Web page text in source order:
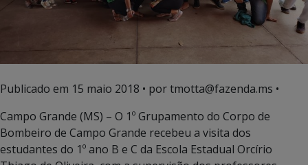
Publicado em 15 maio 2018 • por tmotta@fazenda.ms •
Campo Grande (MS) – O 1º Grupamento do Corpo de
Bombeiro de Campo Grande recebeu a visita dos
estudantes do 1º ano B e C da Escola Estadual Orcírio